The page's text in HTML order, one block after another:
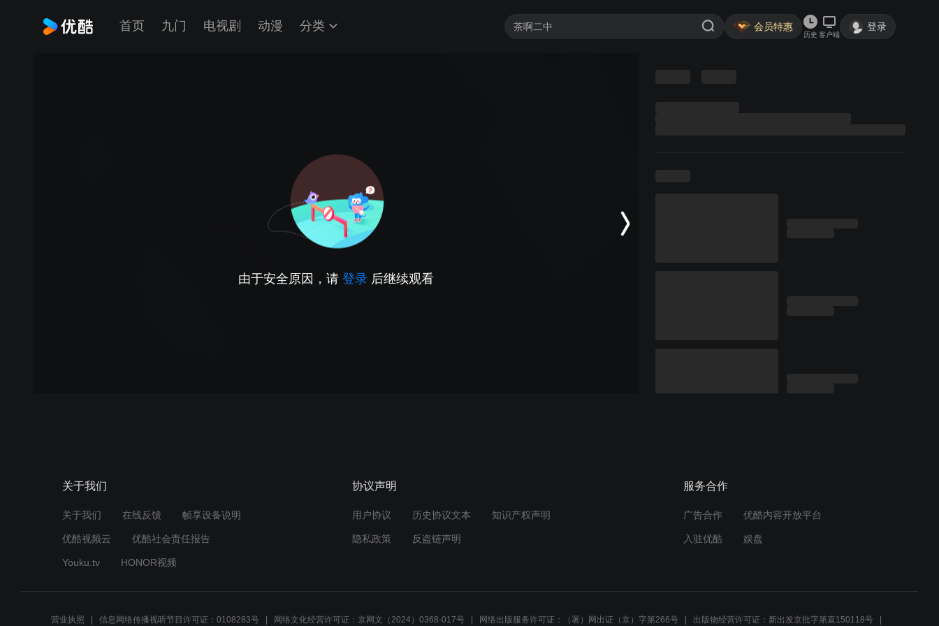
首页 九门 电视剧 动漫 分类 会员特惠
历史 客户端
登录
由于安全原因，请 登录 后继续观看
关于我们
关于我们 在线反馈 帧享设备说明
优酷视频云 优酷社会责任报告
Youku.tv HONOR视频
协议声明
用户协议 历史协议文本 知识产权声明
隐私政策 反盗链声明
服务合作
广告合作 优酷内容开放平台
入驻优酷 娱盘
营业执照 信息网络传播视听节目许可证：0108283号 网络文化经营许可证：京网文（2024）0368-017号 网络出版服务许可证：（署）网出证（京）字第266号 出版物经营许可证：新出发京批字第直150118号